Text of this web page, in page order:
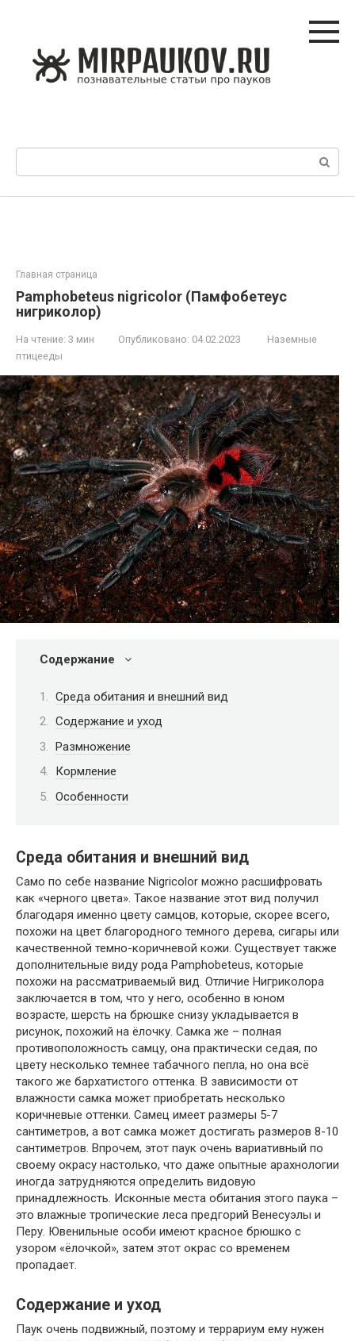
Главная страница
Pamphobeteus nigricolor (Памфобетеус
нигриколор)
На чтение: 3 мин Опубликовано: 04.02.2023
Наземные
птицееды
Содержание
Среда обитания и внешний вид
Содержание и уход
Размножение
Кормление
Особенности
Среда обитания и внешний вид
Само по себе название Nigricolor можно расшифровать
как «черного цвета». Такое название этот вид получил
благодаря именно цвету самцов, которые, скорее всего,
похожи на цвет благородного темного дерева, сигары или
качественной темно-коричневой кожи. Существует также
дополнительные виду рода Pamphobeteus, которые
похожи на рассматриваемый вид. Отличие Нигриколора
заключается в том, что у него, особенно в юном
возрасте, шерсть на брюшке снизу укладывается в
рисунок, похожий на ёлочку. Самка же – полная
противоположность самцу, она практически седая, по
цвету несколько темнее табачного пепла, но она всё
такого же бархатистого оттенка. В зависимости от
влажности самка может приобретать несколько
коричневые оттенки. Самец имеет размеры 5-7
сантиметров, а вот самка может достигать размеров 8-10
сантиметров. Впрочем, этот паук очень вариативный по
своему окрасу настолько, что даже опытные арахнологии
иногда затрудняются определить видовую
принадлежность. Исконные места обитания этого паука –
это влажные тропические леса предгорий Венесуэлы и
Перу. Ювенильные особи имеют красное брюшко с
узором «ёлочкой», затем этот окрас со временем
пропадает.
Содержание и уход
Паук очень подвижный, поэтому и террариум ему нужен